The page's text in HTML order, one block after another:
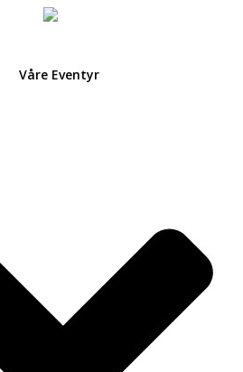
Våre Eventyr